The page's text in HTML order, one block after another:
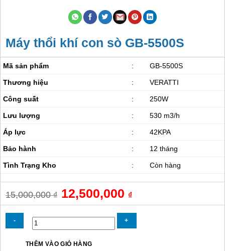
Máy thổi khí con sò GB-5500S
Mã sản phẩm : GB-5500S
Thương hiệu : VERATTI
Công suất : 250W
Lưu lượng : 530 m3/h
Áp lực : 42KPA
Bảo hành : 12 tháng
Tình Trạng Kho : Còn hàng
15,000,000₫
Giá
gốc
là:
12,500,000 ₫
Giá
hiện
tại
là:
THÊM VÀO GIỎ HÀNG